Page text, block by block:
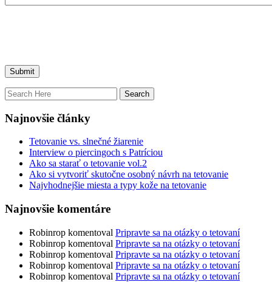
Najnovšie články
Tetovanie vs. slnečné žiarenie
Interview o piercingoch s Patríciou
Ako sa starať o tetovanie vol.2
Ako si vytvoriť skutočne osobný návrh na tetovanie
Najvhodnejšie miesta a typy kože na tetovanie
Najnovšie komentáre
Robinrop komentoval Pripravte sa na otázky o tetovaní
Robinrop komentoval Pripravte sa na otázky o tetovaní
Robinrop komentoval Pripravte sa na otázky o tetovaní
Robinrop komentoval Pripravte sa na otázky o tetovaní
Robinrop komentoval Pripravte sa na otázky o tetovaní